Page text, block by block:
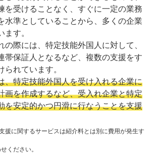
を受けることなく、すぐに一定の業務
水準としていることから、多くの企業
す。
の際には、特定技能外国人に対して、
帯保証人となるなど、複数の支援をす
れています。
、特定技能外国人を受け入れる企業に
画を作成するなど、受入れ企業と特定
を安定的かつ円滑に行なうことを支援
援に関するサービスは紹介料とは別に費用が発生す
ください。